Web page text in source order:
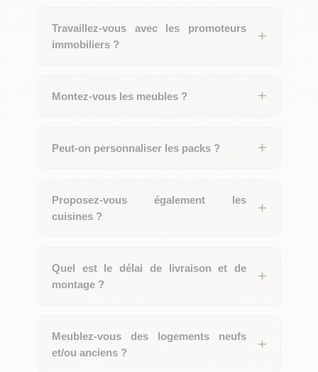
Travaillez-vous avec les promoteurs
immobiliers ?
Montez-vous les meubles ?
Peut-on personnaliser les packs ?
Proposez-vous également les
cuisines ?
Quel est le délai de livraison et de
montage ?
Meublez-vous des logements neufs
et/ou anciens ?